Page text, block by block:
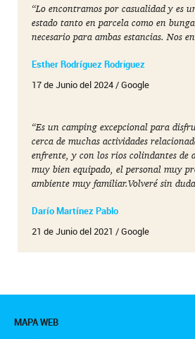
“Lo encontramos por casualidad y es
estado tanto en parcela como en
necesario para ambas estancias. Nos
Esther Rodríguez Rodriguez
17 de Junio del 2024 / Google
“Es un camping excepcional para
cerca de muchas actividades
enfrente, y con los rios colindantes de
muy bien equipado, el personal muy
ambiente muy familiar.Volveré sin
Darío Martínez Pablo
21 de Junio del 2021 / Google
MAPA WEB